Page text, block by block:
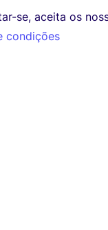
se, aceita os
condições